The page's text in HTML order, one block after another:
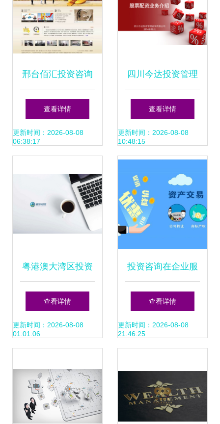
邢台佰汇投资咨询
—— 网站建设与产
品内页设计，打造
查看详情
更新时间：2026-08-08
06:38:17
四川今达投资管理
咨询 2014年10月
投资策略与行业展
望
查看详情
更新时间：2026-08-08
10:48:15
粤港澳大湾区投资
咨询品牌形象重塑
—— 深圳港股投研
计案例解析
查看详情
更新时间：2026-08-08
01:01:06
投资咨询在企业服
务中的核心作用与
战略价值
查看详情
更新时间：2026-08-08
21:46:25